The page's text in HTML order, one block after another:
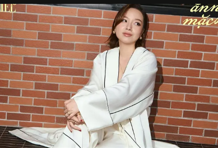
mang đến niềm vui cho thực khách.